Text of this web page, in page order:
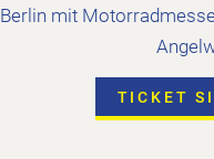
Berlin mit
TICKET